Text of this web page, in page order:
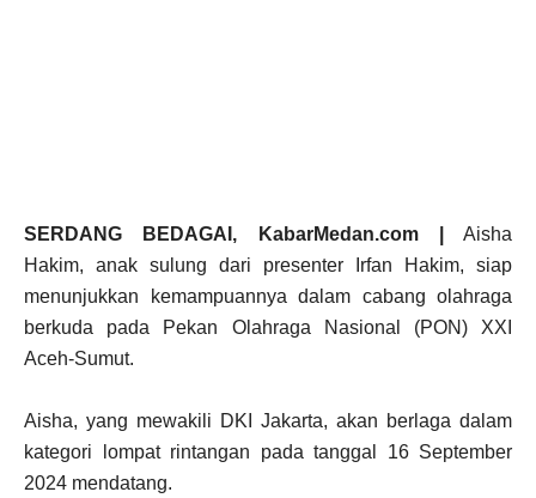
SERDANG BEDAGAI, KabarMedan.com |
Aisha
Hakim, anak sulung dari presenter Irfan Hakim, siap
menunjukkan kemampuannya dalam cabang olahraga
berkuda pada Pekan Olahraga Nasional (PON) XXI
Aceh-Sumut.
Aisha, yang mewakili DKI Jakarta, akan berlaga dalam
kategori lompat rintangan pada tanggal 16 September
2024 mendatang.